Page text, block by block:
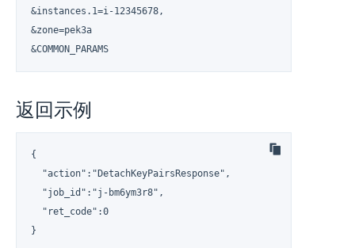
&instances.1=i-12345678,
&zone=pek3a
&COMMON_PARAMS
返回示例
{
  "action":"DetachKeyPairsResponse",
  "job_id":"j-bm6ym3r8",
  "ret_code":0
}